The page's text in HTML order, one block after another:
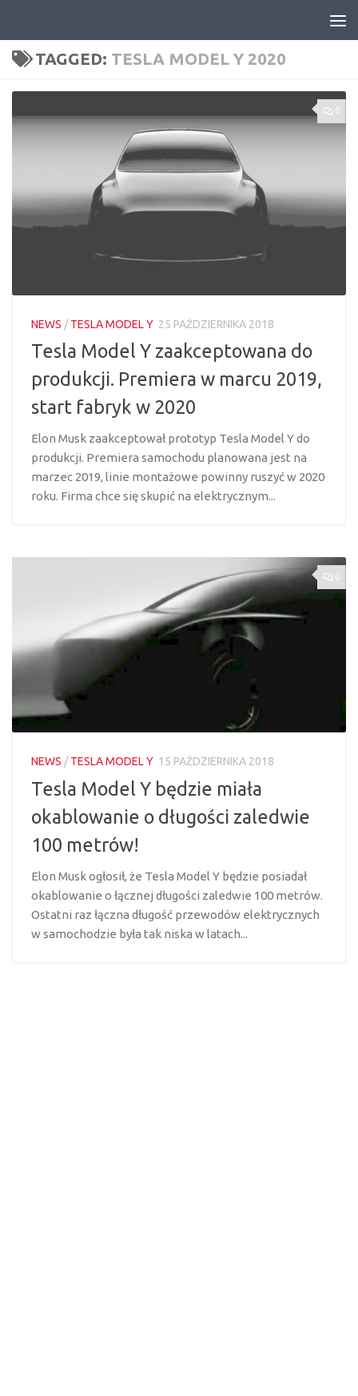
TAGGED: TESLA MODEL Y 2020
0
NEWS /TESLA MODEL Y 25 PAŹDZIERNIKA 2018
Tesla Model Y zaakceptowana do
produkcji. Premiera w marcu 2019,
start fabryk w 2020
Elon Musk zaakceptował prototyp Tesla Model Y do
produkcji. Premiera samochodu planowana jest na
marzec 2019, linie montażowe powinny ruszyć w 2020
roku. Firma chce się skupić na elektrycznym...
0
NEWS /TESLA MODEL Y 15 PAŹDZIERNIKA 2018
Tesla Model Y będzie miała
okablowanie o długości zaledwie
100 metrów!
Elon Musk ogłosił, że Tesla Model Y będzie posiadał
okablowanie o łącznej długości zaledwie 100 metrów.
Ostatni raz łączna długość przewodów elektrycznych
w samochodzie była tak niska w latach...